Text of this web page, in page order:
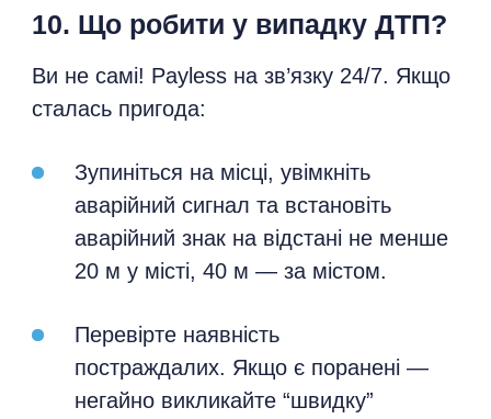
10. Що робити у випадку ДТП?
Ви не самі! Payless на зв’язку 24/7. Якщо
сталась пригода:
Зупиніться на місці, увімкніть
аварійний сигнал та встановіть
аварійний знак на відстані не менше
20 м у місті, 40 м — за містом.
Перевірте наявність
постраждалих. Якщо є поранені —
негайно викликайте “швидку”